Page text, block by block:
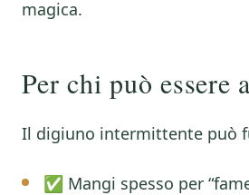
magica.
Per chi può essere
Il digiuno intermittente può
✅ Mangi spesso per